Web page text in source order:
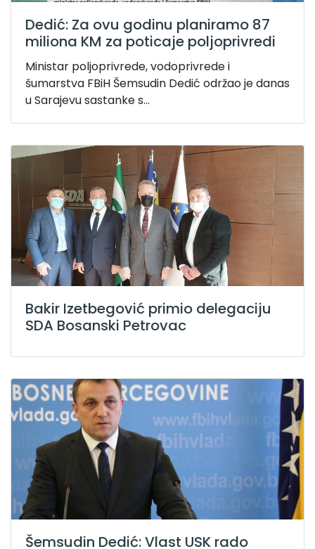
Dedić: Za ovu godinu planiramo 87
miliona KM za poticaje poljoprivredi
Ministar poljoprivrede, vodoprivrede i
šumarstva FBiH Šemsudin Dedić održao je danas
u Sarajevu sastanke s...
Bakir Izetbegović primio delegaciju
SDA Bosanski Petrovac
Šemsudin Dedić: Vlast USK rado